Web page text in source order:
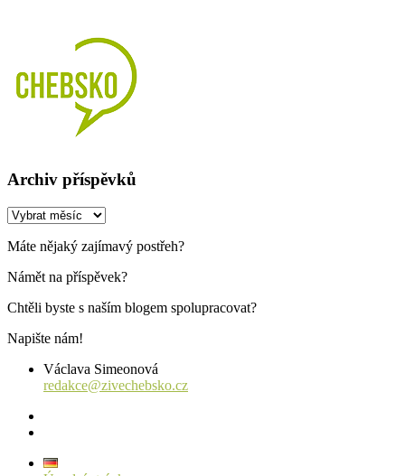
Archiv příspěvků
Archiv
Máte nějaký zajímavý postřeh?
Námět na příspěvek?
Chtěli byste s naším blogem spolupracovat?
Napište nám!
Václava Simeonová
redakce@zivechebsko.cz